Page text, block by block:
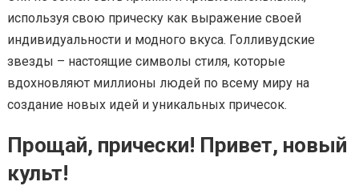
используя свою прическу как выражение своей
индивидуальности и модного вкуса. Голливудские
звезды – настоящие символы стиля, которые
вдохновляют миллионы людей по всему миру на
создание новых идей и уникальных причесок.
Прощай, прически! Привет, новый
культ!